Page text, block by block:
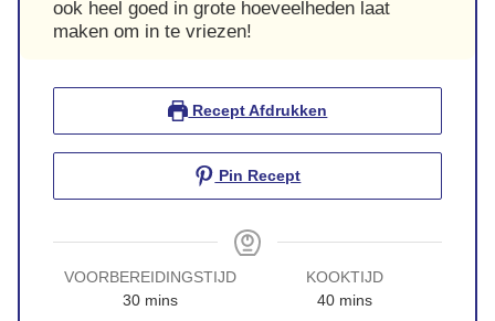
ook heel goed in grote hoeveelheden laat
maken om in te vriezen!
Recept Afdrukken
Pin Recept
VOORBEREIDINGSTIJD
30 mins
KOOKTIJD
40 mins